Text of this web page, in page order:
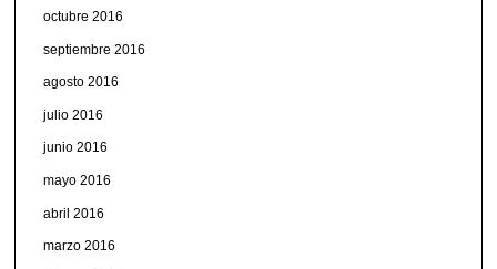
octubre 2016
septiembre 2016
agosto 2016
julio 2016
junio 2016
mayo 2016
abril 2016
marzo 2016